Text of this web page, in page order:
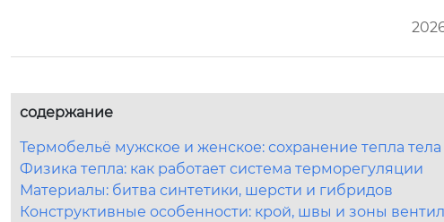
содержание
Термобельё мужское и женское: сохранение тепла
Физика тепла: как работает система терморегуляции
Материалы: битва синтетики, шерсти и гибридов
Конструктивные особенности: крой, швы и зоны